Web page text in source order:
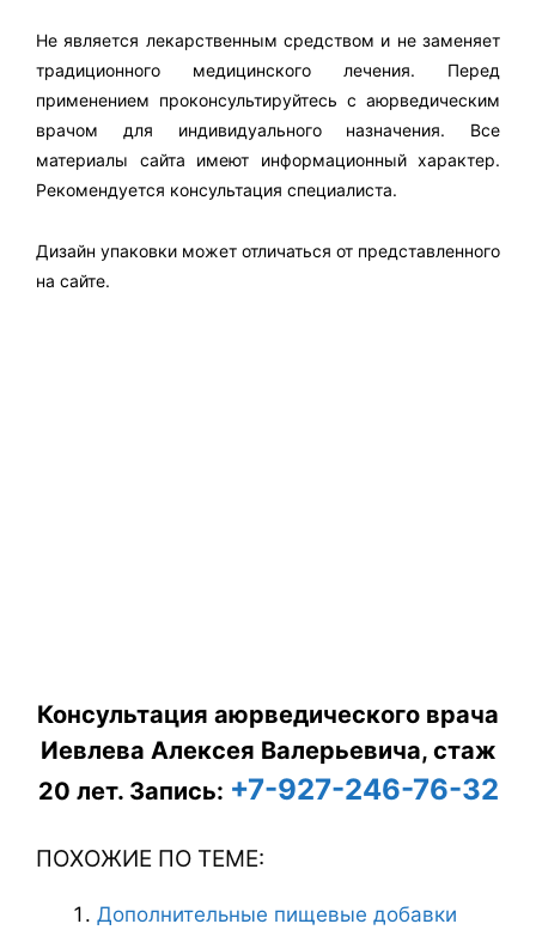
Не является лекарственным средством и не заменяет
традиционного медицинского лечения. Перед
применением проконсультируйтесь с аюрведическим
врачом для индивидуального назначения. Все
материалы сайта имеют информационный характер.
Рекомендуется консультация специалиста.
Дизайн упаковки может отличаться от представленного
на сайте.
Консультация аюрведического врача
Иевлева Алексея Валерьевича, стаж
20 лет. Запись: +7-927-246-76-32
ПОХОЖИЕ ПО ТЕМЕ:
Дополнительные пищевые добавки